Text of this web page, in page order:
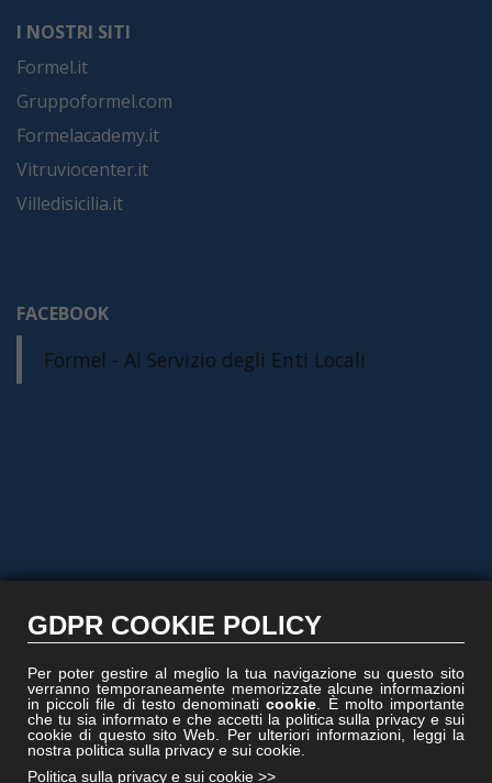
I NOSTRI SITI
Formel.it
Gruppoformel.com
Formelacademy.it
Vitruviocenter.it
Villedisicilia.it
FACEBOOK
Formel - Al Servizio degli Enti Locali
GDPR COOKIE POLICY
Per poter gestire al meglio la tua navigazione su questo sito
verranno temporaneamente memorizzate alcune informazioni
in piccoli file di testo denominaticookie . È molto importante
che tu sia informato e che accetti la politica sulla privacy e sui
cookie di questo sito Web. Per ulteriori informazioni, leggi la
nostra politica sulla privacy e sui cookie.
Politica sulla privacy e sui cookie >>